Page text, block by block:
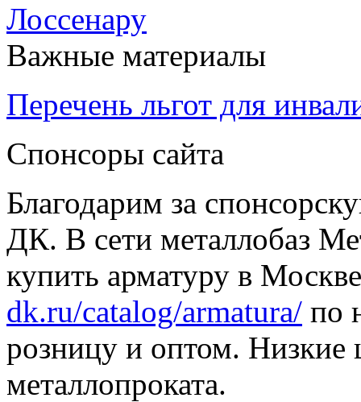
Лоссенару
Важные материалы
Перечень льгот для
Спонсоры сайта
Благодарим за
ДК. В сети металлобаз
купить арматуру в
dk.ru/catalog/armatura/ по
розницу и оптом. Низкие
металлопроката.